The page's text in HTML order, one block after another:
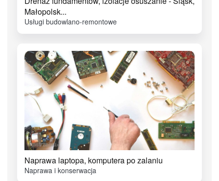
Małopolsk...
Usługi budowlano-remontowe
Naprawa laptopa, komputera po zalaniu
Naprawa i konserwacja